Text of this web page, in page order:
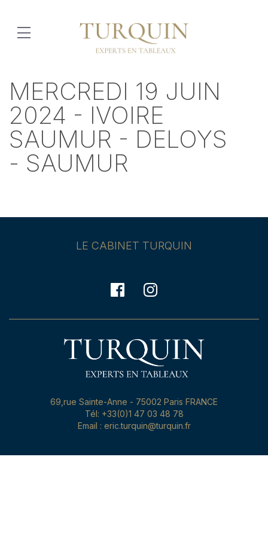
MERCREDI 19 JUIN
2024 - IVOIRE
SAUMUR - DELOYS
- SAUMUR
LE CABINET TURQUIN
69,rue Sainte-Anne - 75002 Paris FRANCE
Tél: +33(0)1 47 03 48 78
Email : eric.turquin@turquin.fr